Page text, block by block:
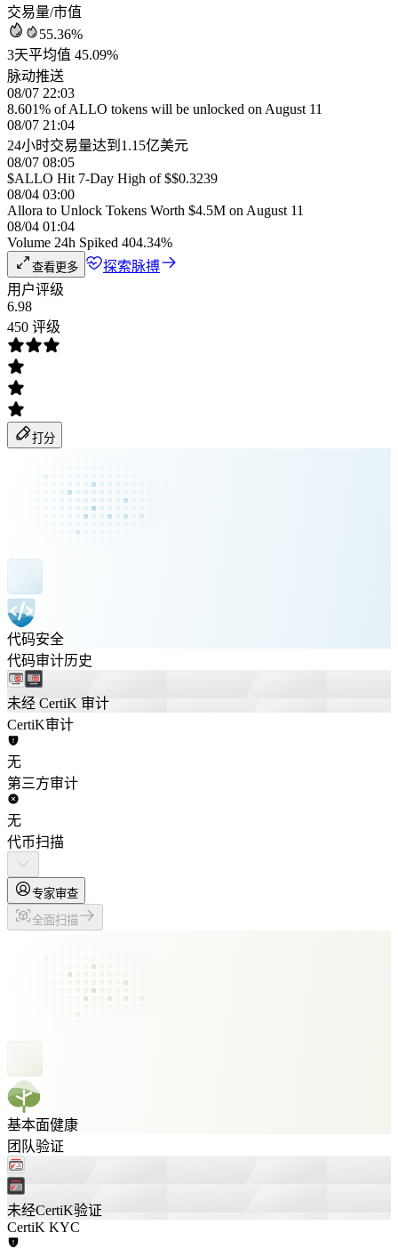
交易量/市值
55.36%
3天平均值 45.09%
脉动推送
08/07 22:03
8.601% of ALLO tokens will be unlocked on August 11
08/07 21:04
24小时交易量达到1.15亿美元
08/07 08:05
$ALLO Hit 7-Day High of $$0.3239
08/04 03:00
Allora to Unlock Tokens Worth $4.5M on August 11
08/04 01:04
Volume 24h Spiked 404.34%
查看更多
探索脉搏
用户评级
6.98
450 评级
打分
代码安全
代码审计历史
未经 CertiK 审计
CertiK审计
无
第三方审计
无
代币扫描
专家审查
全面扫描
基本面健康
团队验证
未经CertiK验证
CertiK KYC